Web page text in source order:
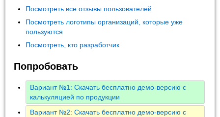
Посмотреть все отзывы пользователей
Посмотреть логотипы организаций, которые уже
пользуются
Посмотреть, кто разработчик
Попробовать
Вариант №1: Скачать бесплатно демо-версию с
калькуляцией по продукции
Вариант №2: Скачать бесплатно демо-версию с